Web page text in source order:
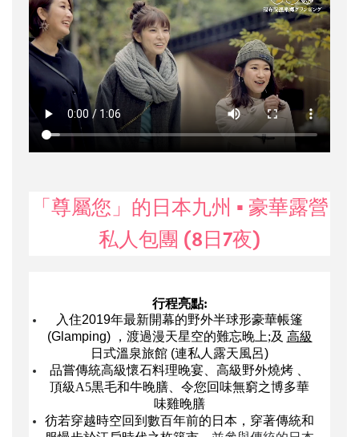
「尊屬您」的日本九州 ▪ 豪華露營
私人包團 (8日7夜)
行程亮點:
入住2019年最新開幕的野外半球形豪華帳篷
(Glamping) ， 渡過漫天星空的難忘晚上;及 高級
日式溫泉旅館 (連私人露天風呂)
品嘗傳統高級懷石料理晚宴、 高級野外燒烤
頂級A5黒毛和牛晚膳 、令您回味無窮之博多華
味雞晚膳
彷若穿越時空回到數百年前的日本 ，穿著傳統和